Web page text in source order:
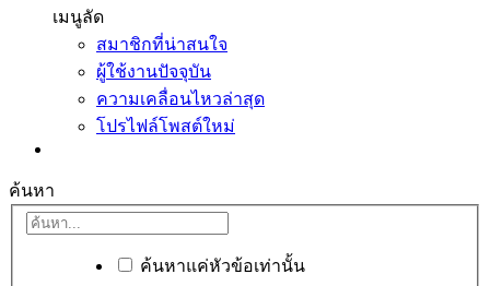
เมนูลัด
สมาชิกที่น่าสนใจ
ผู้ใช้งานปัจจุบัน
ความเคลื่อนไหวล่าสุด
โปรไฟล์โพสต์ใหม่
ค้นหา
ค้นหาแค่หัวข้อเท่านั้น